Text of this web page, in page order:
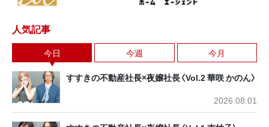
人気記事
今日 今週 今月
すすきの不動産社長×夜嬢社長〈Vol.2 華咲 かのん〉
2026.08.01